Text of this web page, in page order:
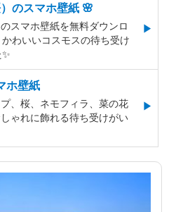
のスマホ壁紙 🌸
スマホ壁紙を無料ダウンロ
わいいコスモスの待ち受け
ホ壁紙
、桜、ネモフィラ、菜の花
ゃれに飾れる待ち受けがい